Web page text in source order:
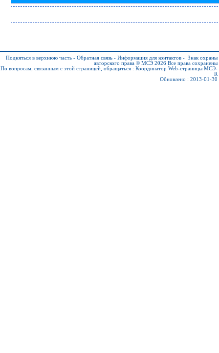
Подняться в верхнюю часть - Обратная связь - Информация для контактов - Знак охраны
авторского права © МСЭ 2026 Все права сохранены
По вопросам, связанным с этой страницей, обращаться : Координатор Web-страницы МСЭ-
R
Обновлено : 2013-01-30